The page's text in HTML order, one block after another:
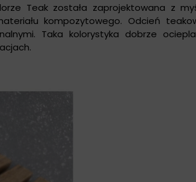
Teak została zaprojektowana z
kompozytowego. Odcień
Taka kolorystyka dobrze